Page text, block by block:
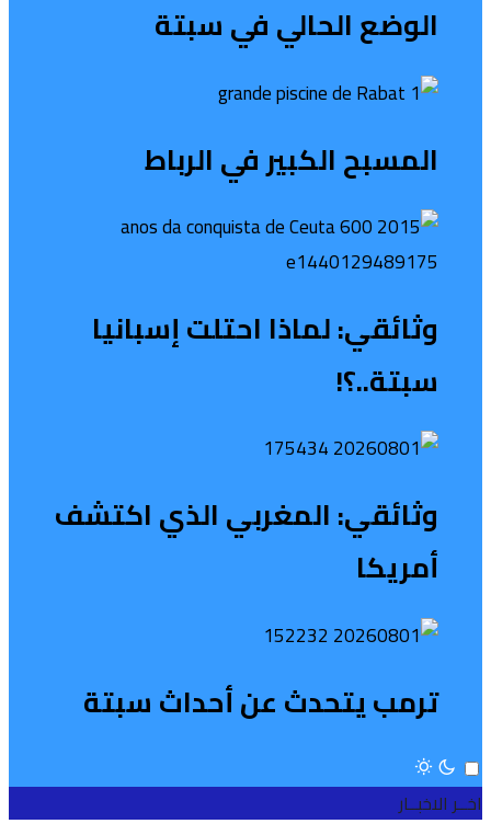
الوضع الحالي في سبتة
المسبح الكبير في الرباط
وثائقي: لماذا احتلت إسبانيا
سبتة..؟!
وثائقي: المغربي الذي اكتشف
أمريكا
ترمب يتحدث عن أحداث سبتة
اخــر الاخبــار